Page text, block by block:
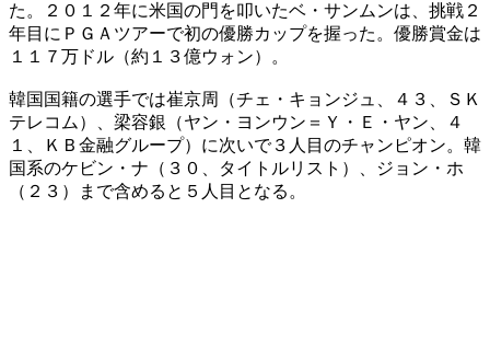
た。２０１２年に米国の門を叩いたベ・サンムンは、挑戦２
年目にＰＧＡツアーで初の優勝カップを握った。優勝賞金は
１１７万ドル（約１３億ウォン）。
韓国国籍の選手では崔京周（チェ・キョンジュ、４３、ＳＫ
テレコム）、梁容銀（ヤン・ヨンウン＝Ｙ・Ｅ・ヤン、４
１、ＫＢ金融グループ）に次いで３人目のチャンピオン。韓
国系のケビン・ナ（３０、タイトルリスト）、ジョン・ホ
（２３）まで含めると５人目となる。